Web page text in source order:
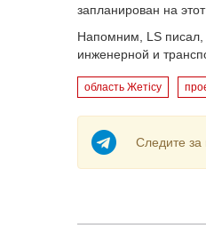
запланирован на этот
Напомним, LS писал,
инженерной и
область Жетісу
Следите за